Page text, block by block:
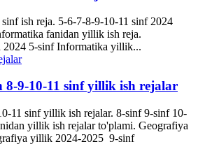
ish reja. 5-6-7-8-9-10-11 sinf 2024
fanidan yillik ish reja.
5-sinf Informatika yillik...
8-9-10-11 sinf yillik ish rejalar
11 sinf yillik ish rejalar. 8-sinf 9-sinf 10-
yillik ish rejalar to'plami. Geografiya
yillik 2024-2025 9-sinf